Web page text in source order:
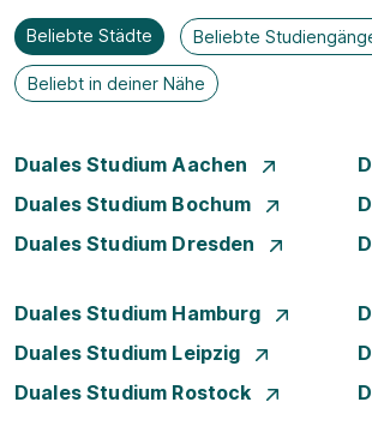
Beliebte Städte Beliebte
Beliebt in deiner Nähe
Duales Studium Aachen
Duales Studium Bochum
Duales Studium Dresden
Duales Studium Hamburg
Duales Studium Leipzig
Duales Studium Rostock